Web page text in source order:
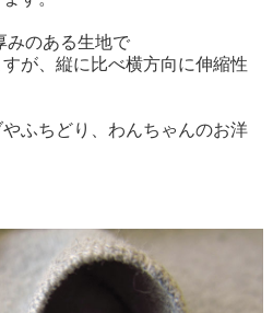
みのある生地で
が、縦に比べ横方向に伸縮性
ふちどり、わんちゃんのお洋